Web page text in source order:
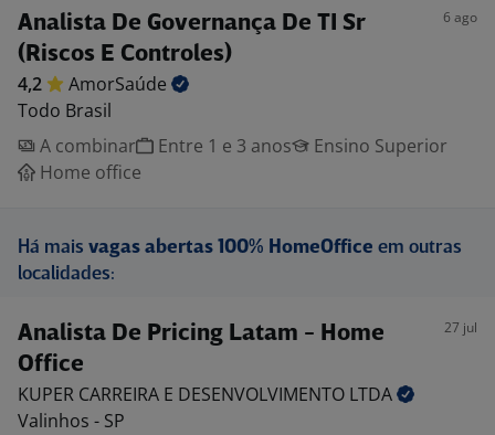
Analista De Governança De TI Sr
(Riscos E Controles)
6 ago
4,2
AmorSaúde
Todo Brasil
A combinar
Entre 1 e 3 anos
Ensino Superior
Home office
Há mais vagas abertas 100% HomeOffice em outras
localidades:
Analista De Pricing Latam - Home
Office
27 jul
KUPER CARREIRA E DESENVOLVIMENTO LTDA
Valinhos - SP